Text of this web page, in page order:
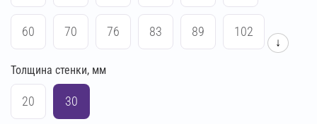
60 70 76 83 89 102
108 114
194 219
↓
Толщина стенки, мм
20 30